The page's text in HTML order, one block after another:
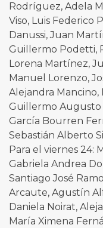
Rodríguez, Adela
Viso, Luis Federico
Danussi, Juan
Guillermo Podetti,
Lorena Martínez,
Manuel Lorenzo,
Alejandra Mancino,
Guillermo Augusto
García Bourren
Sebastián Alberto
Para el viernes 24:
Gabriela Andrea
Santiago José
Arcaute, Agustín
Daniela Noirat,
María Ximena